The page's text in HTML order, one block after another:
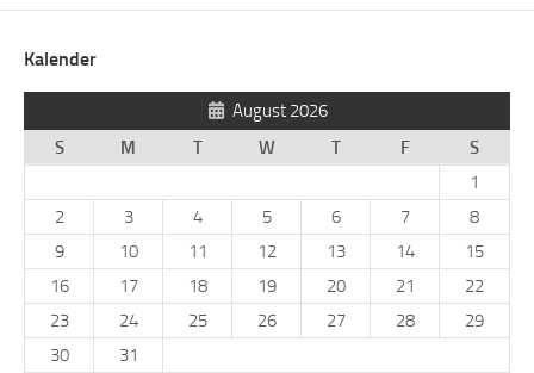
Kalender
August 2026
S
M T W T F
S
1
2
3 4 5 6 7
8
9
10 11 12 13 14
15
16
17 18 19 20 21
22
23
24 25 26 27 28
29
30
31